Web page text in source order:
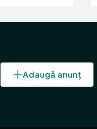
Adaugă anunț